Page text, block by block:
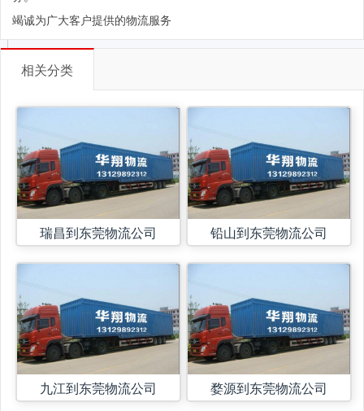
竭诚为广大客户提供的物流服务
相关分类
瑞昌到东莞物流公司
九江到东莞物流公司
铅山到东莞物流公司
婺源到东莞物流公司